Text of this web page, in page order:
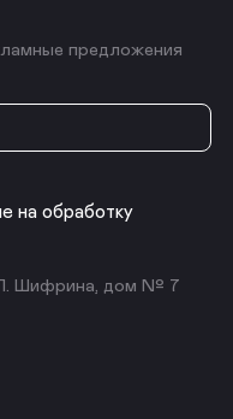
предложения
на обработку
Л. Шифрина, дом № 7